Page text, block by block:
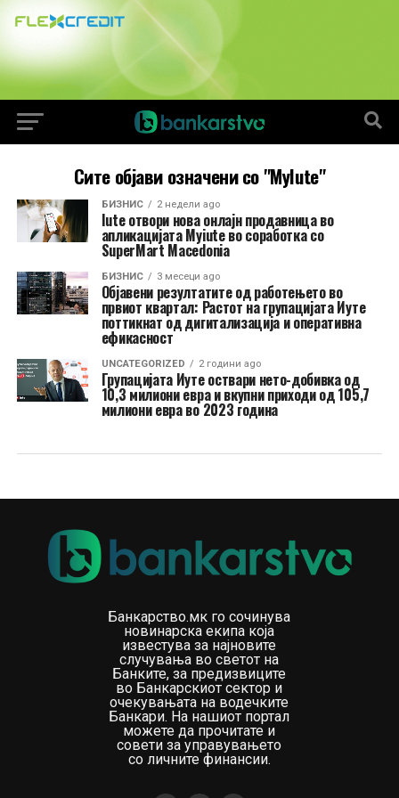
Сите објави означени со "MyIute"
БИЗНИС 2 недели ago
Iute отвори нова онлајн продавница во
апликацијата Myiute во соработка со
SuperMart Macedonia
БИЗНИС 3 месеци ago
Објавени резултатите од работењето во
првиот квартал: Растот на групацијата Иуте
поттикнат од дигитализација и оперативна
ефикасност
UNCATEGORIZED 2 години ago
Групацијата Иуте оствари нето-добивка од
10,3 милиони евра и вкупни приходи од 105,7
милиони евра во 2023 година
Банкарство.мк го сочинува
новинарска екипа која
известува за најновите
случувања во светот на
Банките, за предизвиците
во Банкарскиот сектор и
очекувањата на водечките
Банкари. На нашиот портал
можете да прочитате и
совети за управувањето
со личните финансии.